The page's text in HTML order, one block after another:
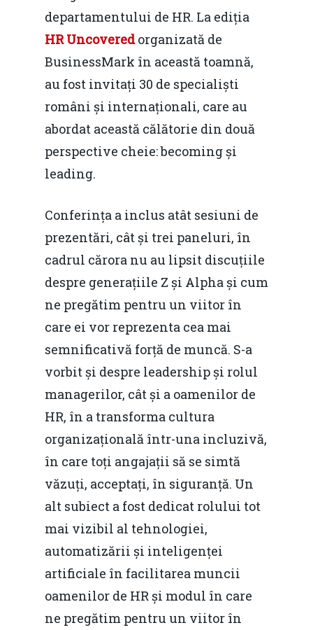
departamentului de HR. La ediția
HR Uncoveredorganizată de
BusinessMark în această toamnă,
au fost invitați 30 de specialiști
români și internaționali, care au
abordat această călătorie din două
perspective cheie: becoming și
leading.
Conferința a inclus atât sesiuni de
prezentări, cât și trei paneluri, în
cadrul cărora nu au lipsit discuțiile
despre generațiile Z și Alpha și cum
ne pregătim pentru un viitor în
care ei vor reprezenta cea mai
semnificativă forță de muncă. S-a
vorbit și despre leadership și rolul
managerilor, cât și a oamenilor de
HR, în a transforma cultura
organizațională într-una incluzivă,
în care toți angajații să se simtă
văzuți, acceptați, în siguranță. Un
alt subiect a fost dedicat rolului tot
mai vizibil al tehnologiei,
automatizării și inteligenței
artificiale în facilitarea muncii
oamenilor de HR și modul în care
ne pregătim pentru un viitor în